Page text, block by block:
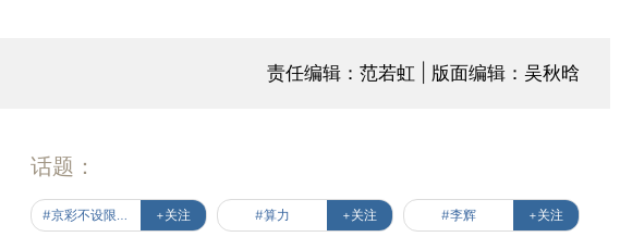
责任编辑：范若虹 | 版面编辑：吴秋晗
话题：
#京彩不设限·经济热力站 +关注 #算力 +关注 #李辉 +关注